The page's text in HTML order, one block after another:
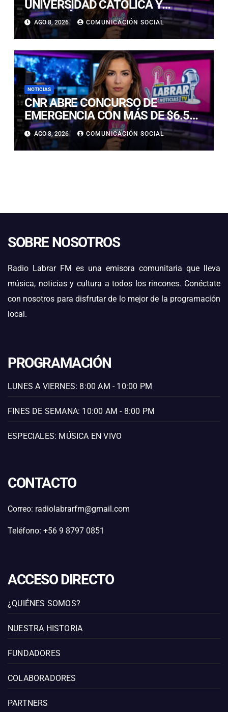
UNIVERSIDAD CATÓLICA Y
CONTINÚA COMPLICADO EN LA
PARTE BAJA DE LA TABLA
AGO 8, 2026 COMUNICACIÓN SOCIAL
NOTICIAS
CNR ABRE CONCURSO DE
EMERGENCIA CON MÁS DE $6.500
MILLONES PARA REHABILITAR
OBRAS DE RIEGO AFECTADAS POR
LOS TEMPORALES
AGO 8, 2026 COMUNICACIÓN SOCIAL
SOBRE NOSOTROS
Radio Labrar FM es una emisora comunitaria que lleva
música, noticias y cultura a todos los rincones. Conéctate
con nosotros para disfrutar de lo mejor de la programación
local.
PROGRAMACIÓN
LUNES A VIERNES: 8:00 AM - 10:00 PM
FINES DE SEMANA: 10:00 AM - 8:00 PM
ESPECIALES: MÚSICA EN VIVO
CONTACTO
Correo: radiolabrarfm@gmail.com
Teléfono: +56 9 8797 0851
ACCESO DIRECTO
¿QUIÉNES SOMOS?
NUESTRA HISTORIA
FUNDADORES
COLABORADORES
PARTNERS